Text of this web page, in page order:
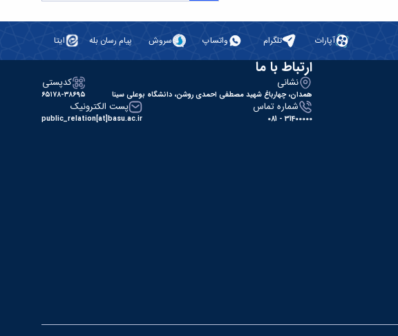
آپارات تلگرام واتساپ سروش پیام رسان بله ایتا
ارتباط با ما
نشانی
همدان، چهارباغ شهید مصطفی احمدی روشن، دانشگاه بوعلی سینا
کدپستی
۶۵۱۷۸-۳۸۶۹۵
شماره تماس
31400000 - 081
پست الکترونیک
public_relation[at]basu.ac.ir